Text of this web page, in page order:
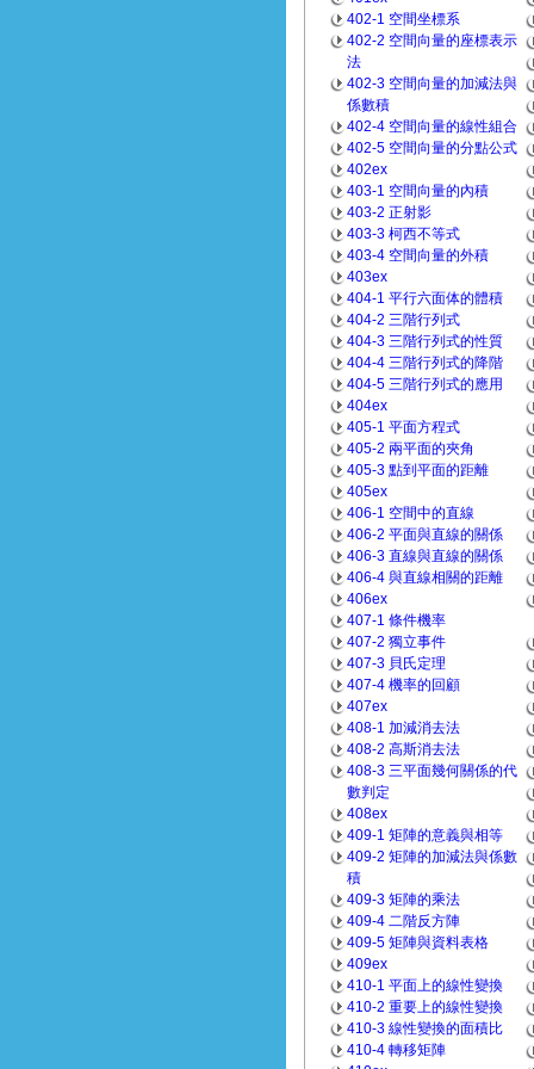
402-1 空間坐標系
402-2 空間向量的座標表示
法
402-3 空間向量的加減法與
係數積
402-4 空間向量的線性組合
402-5 空間向量的分點公式
402ex
403-1 空間向量的內積
403-2 正射影
403-3 柯西不等式
403-4 空間向量的外積
403ex
404-1 平行六面体的體積
404-2 三階行列式
404-3 三階行列式的性質
404-4 三階行列式的降階
404-5 三階行列式的應用
404ex
405-1 平面方程式
405-2 兩平面的夾角
405-3 點到平面的距離
405ex
406-1 空間中的直線
406-2 平面與直線的關係
406-3 直線與直線的關係
406-4 與直線相關的距離
406ex
407-1 條件機率
407-2 獨立事件
407-3 貝氏定理
407-4 機率的回顧
407ex
408-1 加減消去法
408-2 高斯消去法
408-3 三平面幾何關係的代
數判定
408ex
409-1 矩陣的意義與相等
409-2 矩陣的加減法與係數
積
409-3 矩陣的乘法
409-4 二階反方陣
409-5 矩陣與資料表格
409ex
410-1 平面上的線性變換
410-2 重要上的線性變換
410-3 線性變換的面積比
410-4 轉移矩陣